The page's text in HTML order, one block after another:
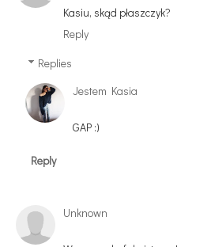
Kasiu, skąd płaszczyk?
Reply
Replies
Jestem Kasia
GAP :)
Reply
Unknown